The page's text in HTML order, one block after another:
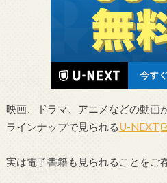
映画、ドラマ、アニメなどの動画
ラインナップで見られるU-NEXT
実は電子書籍も見られることをご